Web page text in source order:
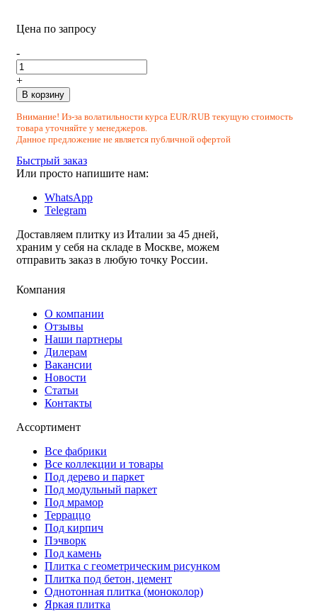
Цена по запросу
-
+
В корзину
Внимание! Из-за волатильности курса EUR/RUB текущую стоимость
товара уточняйте у менеджеров.
Данное предложение не является публичной офертой
Быстрый заказ
Или просто напишите нам:
WhatsApp
Telegram
Доставляем плитку из Италии за 45 дней,
храним у себя на складе в Москве, можем
отправить заказ в любую точку России.
Компания
О компании
Отзывы
Наши партнеры
Дилерам
Вакансии
Новости
Статьи
Контакты
Ассортимент
Все фабрики
Все коллекции и товары
Под дерево и паркет
Под модульный паркет
Под мрамор
Терраццо
Под кирпич
Пэчворк
Под камень
Плитка с геометрическим рисунком
Плитка под бетон, цемент
Однотонная плитка (моноколор)
Яркая плитка